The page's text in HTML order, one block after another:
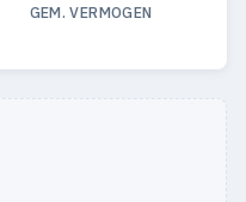
GEM. VERMOGEN